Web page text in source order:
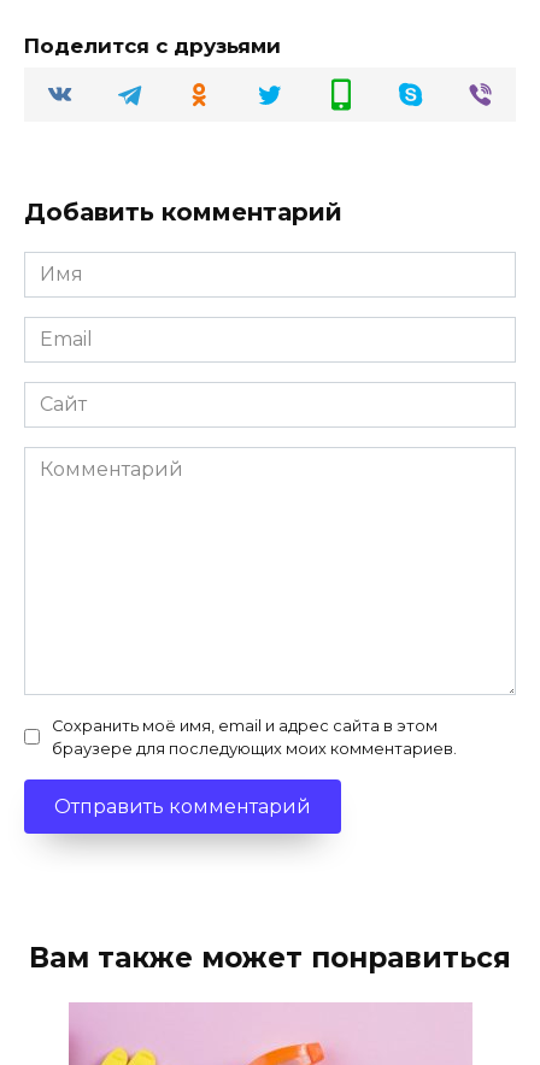
Поделится с друзьями
Добавить комментарий
Имя
Email
Сайт
Комментарий
Сохранить моё имя, email и адрес сайта в этом
браузере для последующих моих комментариев.
Вам также может понравиться